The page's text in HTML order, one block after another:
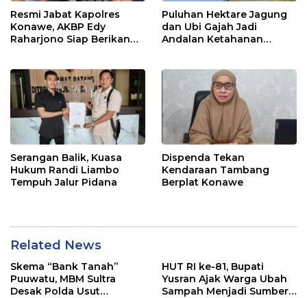
Resmi Jabat Kapolres
Konawe, AKBP Edy
Raharjono Siap Berikan
Puluhan Hektare Jagung
dan Ubi Gajah Jadi
Andalan Ketahanan
Serangan Balik, Kuasa
Hukum Randi Liambo
Tempuh Jalur Pidana
Dispenda Tekan
Kendaraan Tambang
Berplat Konawe
Related News
Skema “Bank Tanah”
Puuwatu, MBM Sultra
Desak Polda Usut
HUT RI ke-81, Bupati
Yusran Ajak Warga Ubah
Sampah Menjadi Sumber